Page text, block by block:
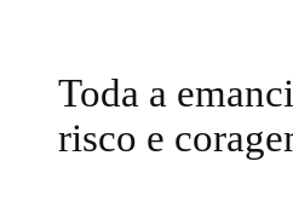
Toda a
risco e